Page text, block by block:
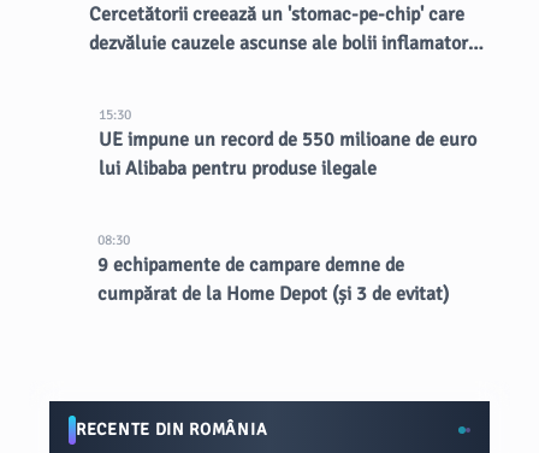
Cercetătorii creează un 'stomac-pe-chip' care
dezvăluie cauzele ascunse ale bolii inflamatorii
15:30
UE impune un record de 550 milioane de euro
lui Alibaba pentru produse ilegale
08:30
9 echipamente de campare demne de
cumpărat de la Home Depot (și 3 de evitat)
RECENTE DIN ROMÂNIA